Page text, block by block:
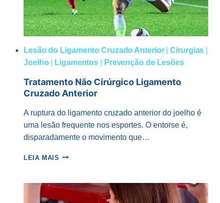
Lesão do Ligamento Cruzado Anterior|Cirurgias
Joelho| Ligamentos Prevenção de Lesões
Tratamento Não Cirúrgico Ligamento
Cruzado Anterior
A ruptura do ligamento cruzado anterior do joelho é
uma lesão frequente nos esportes. O entorse é,
disparadamente o movimento que…
LEIA MAIS TRATAMENTO
LIGAMENTO
CRUZADO